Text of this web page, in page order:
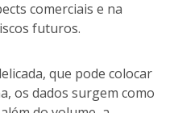
comerciais e na
futuros.
que pode colocar
os dados surgem como